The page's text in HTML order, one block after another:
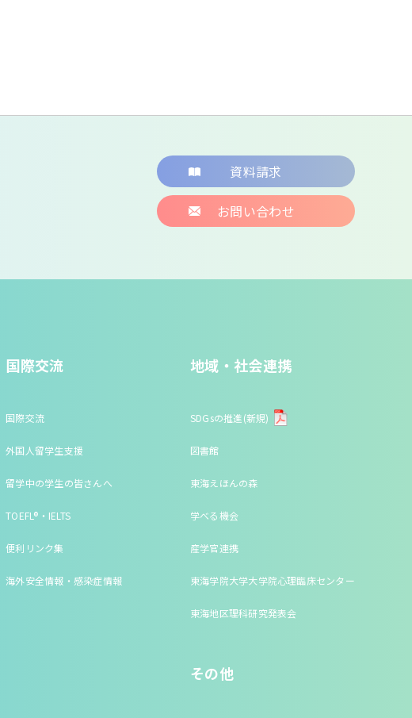
資料請求
お問い合わせ
国際交流
国際交流
外国人留学生支援
留学中の学生の皆さんへ
TOEFL®・IELTS
便利リンク集
海外安全情報・感染症情報
地域・社会連携
SDGsの推進(新規)
図書館
東海えほんの森
学べる機会
産学官連携
東海学院大学大学院心理臨床センター
東海地区理科研究発表会
その他